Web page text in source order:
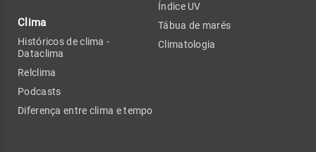
Clima
Históricos de clima -
Dataclima
Relclima
Podcasts
Diferença entre clima e tempo
Índice UV
Tábua de marés
Climatologia